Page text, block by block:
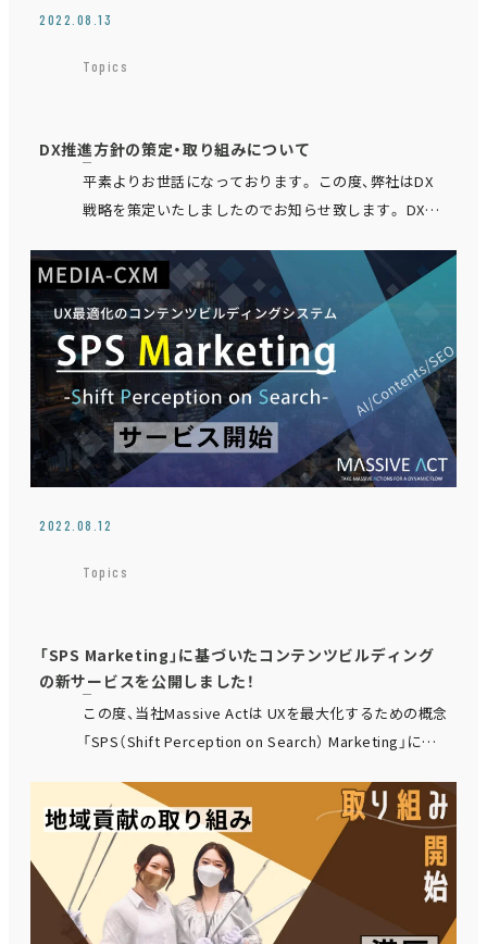
2022.08.13
Topics
DX推進方針の策定・取り組みについて
平素よりお世話になっております。 この度、弊社はDX
戦略を策定いたしましたのでお知らせ致します。 DX推
vision_MASSIVE ACT_FY20…
2022.08.12
Topics
「SPS Marketing」に基づいたコンテンツビルディング
の新サービスを公開しました！
この度、当社Massive Actは UXを最大化するための概念
「SPS（Shift Perception on Search） Marketing」に基